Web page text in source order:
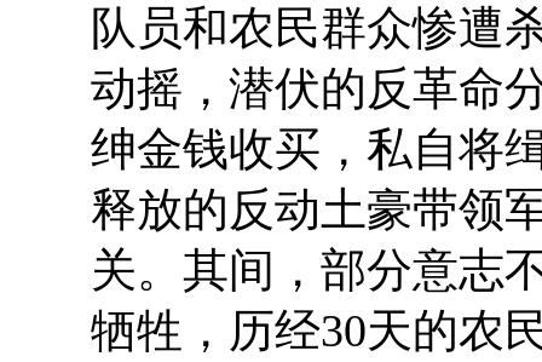
队员和农民群众惨遭
动摇，潜伏的反革命
绅金钱收买，私自将
释放的反动土豪带领
关。其间，部分意志
牺牲，历经30天的农